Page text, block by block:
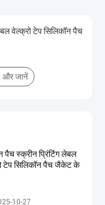
वेल्क्रो टेप सिलिकॉन पैच
और जानें
पैच स्क्रीन प्रिंटिंग लेबल
टेप सिलिकॉन पैच जैकेट के
लेबल
10-27